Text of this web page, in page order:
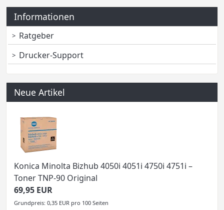
Informationen
Ratgeber
Drucker-Support
Neue Artikel
Konica Minolta Bizhub 4050i 4051i 4750i 4751i –
Toner TNP-90 Original
69,95 EUR
Grundpreis: 0,35 EUR pro 100 Seiten